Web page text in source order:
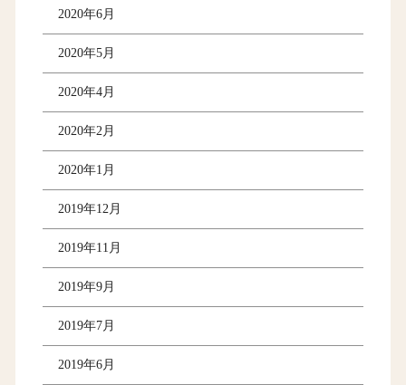
2020年6月
2020年5月
2020年4月
2020年2月
2020年1月
2019年12月
2019年11月
2019年9月
2019年7月
2019年6月